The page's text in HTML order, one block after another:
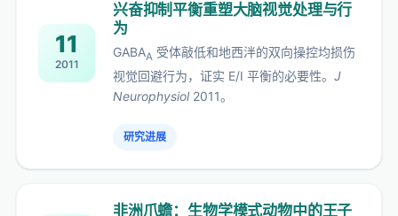
11
2011
兴奋抑制平衡重塑大脑视觉处理与行
为
GABAA 受体敲低和地西泮的双向操控均损伤
视觉回避行为，证实 E/I 平衡的必要性。 J
Neurophysiol2011。
研究进展
非洲爪蟾：生物学模式动物中的王子